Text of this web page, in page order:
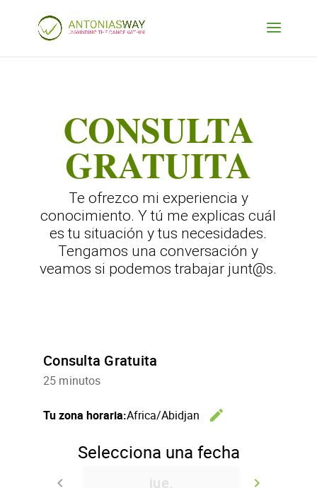
CONSULTA
GRATUITA
Te ofrezco mi experiencia y
conocimiento. Y tú me explicas cuál
es tu situación y tus necesidades.
Tengamos una conversación y
veamos si podemos trabajar junt@s.